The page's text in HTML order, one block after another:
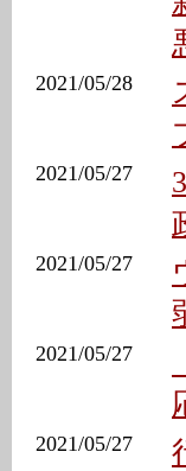
2021/05/28
2021/05/27
2021/05/27
2021/05/27
2021/05/27